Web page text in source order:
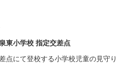
金）
東小学校 指定交差点
点にて登校する小学校児童の見守り